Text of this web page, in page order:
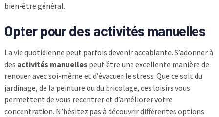
bien-être général.
Opter pour des activités manuelles
La vie quotidienne peut parfois devenir accablante. S’adonner à
des activités manuelles peut être une excellente manière de
renouer avec soi-même et d’évacuer le stress. Que ce soit du
jardinage, de la peinture ou du bricolage, ces loisirs vous
permettent de vous recentrer et d’améliorer votre
concentration. N’hésitez pas à découvrir différentes options